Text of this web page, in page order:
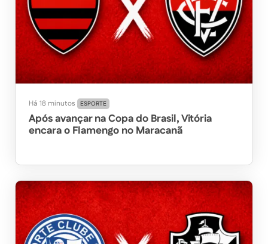
Há 18 minutos ESPORTE
Após avançar na Copa do Brasil, Vitória
encara o Flamengo no Maracanã